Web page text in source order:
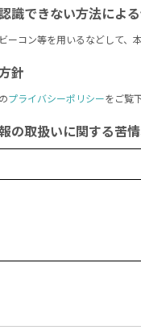
識できない方法によ
ーコン等を用いるなどして、
針
プライバシーポリシーをご覧
の取扱いに関する苦